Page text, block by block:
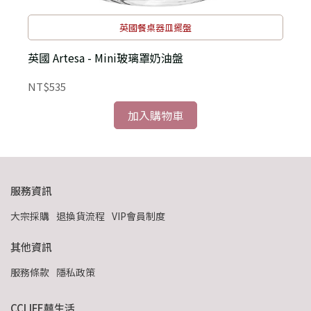
英國餐桌器皿擺盤
英國 Artesa - Mini玻璃罩奶油盤
NT$535
加入購物車
服務資訊
大宗採購 退換貨流程 VIP會員制度
其他資訊
服務條款 隱私政策
CCLIFE囍生活